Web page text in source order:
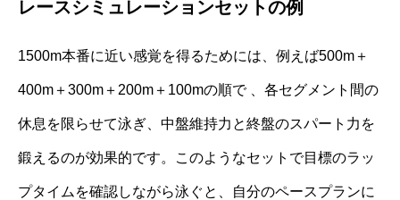
レースシミュレーションセットの例
1500m本番に近い感覚を得るためには、例えば500m＋
400m＋300m＋200m＋100mの順で 、各セグメント間の
休息を限らせて泳ぎ、中盤維持力と終盤のスパート力を
鍛えるのが効果的です。このようなセットで目標のラッ
プタイムを確認しながら泳ぐと、自分のペースプランに